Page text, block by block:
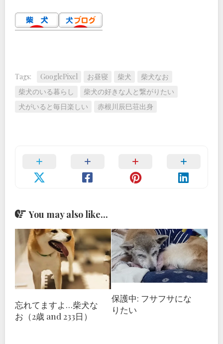
Tags: GooglePixel お昼寝 柴犬
柴犬なお
柴犬のいる暮らし
柴犬の好きな人と繋がりたい
犬がいると毎日楽しい
赤根川辰巳荘出身
You may also like...
忘れてますよ…柴犬な
お（2歳 and 233日）
保護中: フサフサにな
りたい